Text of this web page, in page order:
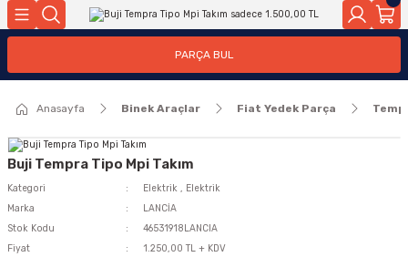
Geri Dön
Geri Dön
PARÇA BUL
Anasayfa Binek Araçlar Fiat Yedek Parça
Buji Tempra Tipo Mpi Takım
Kategori Elektrik , Elektrik
Marka
LANCİA
Stok Kodu
46531918LANCIA
Fiyat
1.250,00 TL + KDV